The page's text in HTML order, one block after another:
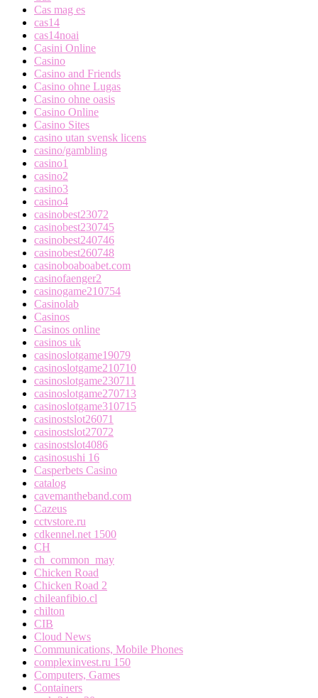
Cas mag es
cas14
cas14noai
Casini Online
Casino
Casino and Friends
Casino ohne Lugas
Casino ohne oasis
Casino Online
Casino Sites
casino utan svensk licens
casino/gambling
casino1
casino2
casino3
casino4
casinobest23072
casinobest230745
casinobest240746
casinobest260748
casinoboaboabet.com
casinofaenger2
casinogame210754
Casinolab
Casinos
Casinos online
casinos uk
casinoslotgame19079
casinoslotgame210710
casinoslotgame230711
casinoslotgame270713
casinoslotgame310715
casinostslot26071
casinostslot27072
casinostslot4086
casinosushi 16
Casperbets Casino
catalog
cavemantheband.com
Cazeus
cctvstore.ru
cdkennel.net 1500
CH
ch_common_may
Chicken Road
Chicken Road 2
chileanfibio.cl
chilton
CIB
Cloud News
Communications, Mobile Phones
complexinvest.ru 150
Computers, Games
Containers